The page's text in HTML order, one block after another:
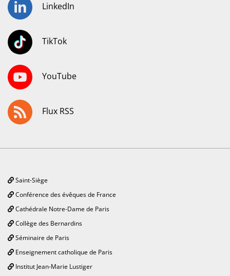
LinkedIn
TikTok
YouTube
Flux RSS
Saint-Siège
Conférence des évêques de France
Cathédrale Notre-Dame de Paris
Collège des Bernardins
Séminaire de Paris
Enseignement catholique de Paris
Institut Jean-Marie Lustiger